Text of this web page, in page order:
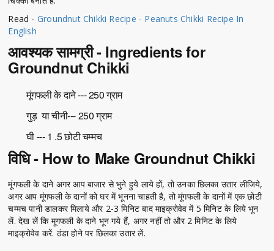
Read - Groundnut Chikki Recipe - Peanuts Chikki Recipe In
English
आवश्यक सामग्री - Ingredients for
Groundnut Chikki
मूंगफली के दाने --- 250 ग्राम
गुड़ या चीनी--- 250 ग्राम
घी --- 1 .5 छोटी चम्मच
विधि - How to Make Groundnut Chikki
मूंगफली के दाने अगर आप बाजार से भुने हुये लाये हों, तो उनका छिलका उतार लीजिये,
अगर आप मूंगफली के दानों को घर में भूनना चाहती है, तो मूंगफली के दानों में एक छोटी
चम्मच पानी डालकर मिलाये और 2-3 मिनिट बाद माइक्रोवेव में 5 मिनिट के लिये भून
लें. देख लें कि मूगफली के दाने भून गये हैं, अगर नहीं तो और 2 मिनिट के लिये
माइक्रोवेव करें. ठंडा होने पर छिलका उतार लें.